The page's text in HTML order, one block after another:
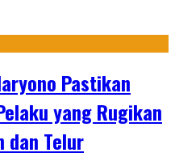
Pastikan
yang Rugikan
dan Telur